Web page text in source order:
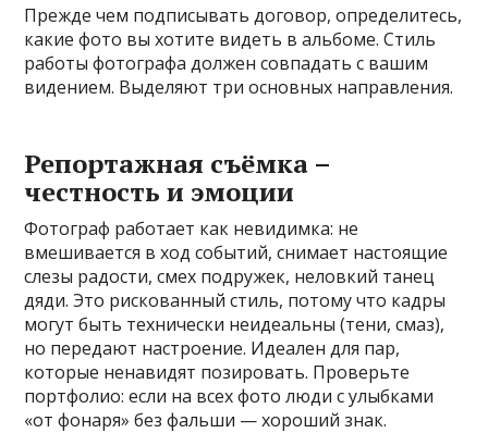
Прежде чем подписывать договор, определитесь,
какие фото вы хотите видеть в альбоме. Стиль
работы фотографа должен совпадать с вашим
видением. Выделяют три основных направления.
Репортажная съёмка –
честность и эмоции
Фотограф работает как невидимка: не
вмешивается в ход событий, снимает настоящие
слезы радости, смех подружек, неловкий танец
дяди. Это рискованный стиль, потому что кадры
могут быть технически неидеальны (тени, смаз),
но передают настроение. Идеален для пар,
которые ненавидят позировать. Проверьте
портфолио: если на всех фото люди с улыбками
«от фонаря» без фальши — хороший знак.